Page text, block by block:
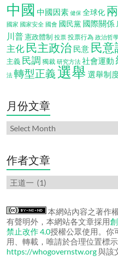
中國 中國因素 健保 全球化
國家 國家安全 國會 國民黨 國際關係
川普 憲政體制 投票 投票行為 政治哲
主化 民主政治 民意 民意
主義 民調 獨裁 研究方法 社會運動
法 轉型正義 選舉 選舉制
月份文章
月
份
章
作者文章
作
者
章
本網站內容之著作
有聲明外，本網站各文章採用
禁止改作 4.0授權公眾使用。你
用、轉載，唯請於合理位置標示
https://whogovernstw.org與該